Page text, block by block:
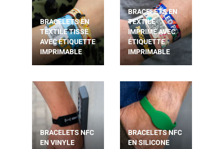
BRACELETS EN
TEXTILE TISSÉ
AVEC ÉTIQUETTE
IMPRIMABLE
BRACELETS EN
TEXTILE
IMPRIMÉ AVEC
ÉTIQUETTE
IMPRIMABLE
BRACELETS NFC
EN VINYLE
BRACELETS NFC
EN SILICONE